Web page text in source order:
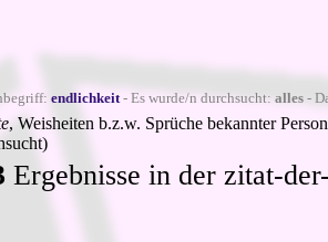
endlichkeit- Es wurde/n durchsucht:alles -
, Weisheiten b.z.w. Sprüche bekannter
Ergebnisse in der zitat-